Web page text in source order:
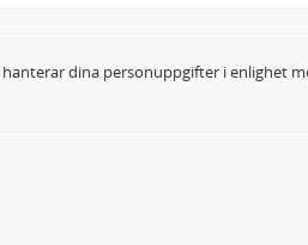
dina personuppgifter i enlighet